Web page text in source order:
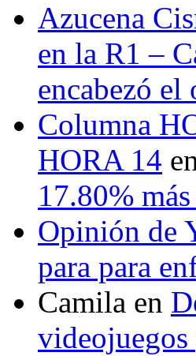
Azucena
en la R1 –
encabezó
Columna
HORA 14
17.80%
Opinión de
para para
Camila en